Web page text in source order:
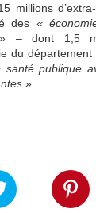
millions
des «
– dont 1,5
du
santé publique
».